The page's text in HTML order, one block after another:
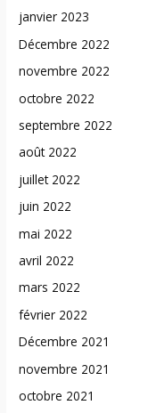
janvier 2023
Décembre 2022
novembre 2022
octobre 2022
septembre 2022
août 2022
juillet 2022
juin 2022
mai 2022
avril 2022
mars 2022
février 2022
Décembre 2021
novembre 2021
octobre 2021